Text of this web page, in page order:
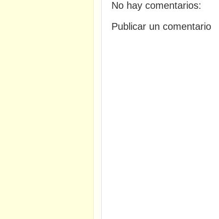
No hay comentarios:
Publicar un comentario